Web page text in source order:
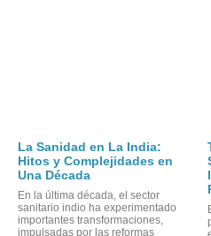
La Sanidad en La India:
Hitos y Complejidades en
Una Década
En la última década, el sector
sanitario indio ha experimentado
importantes transformaciones,
impulsadas por las reformas